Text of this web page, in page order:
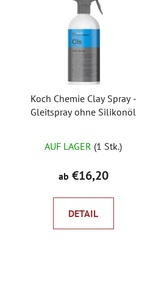
Koch Chemie Clay Spray -
Gleitspray ohne Silikonöl
AUF LAGER (1 Stk.)
ab €16,20
DETAIL